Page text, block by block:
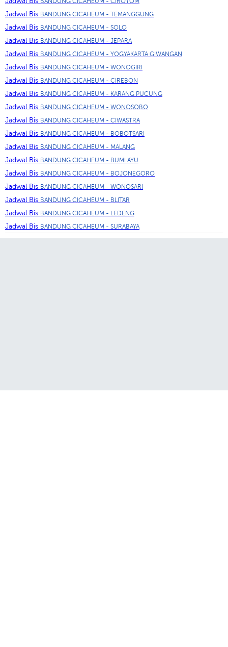
Jadwal Bis BANDUNG CICAHEUM - TEMANGGUNG
Jadwal Bis BANDUNG CICAHEUM - SOLO
Jadwal Bis BANDUNG CICAHEUM - JEPARA
Jadwal Bis BANDUNG CICAHEUM - YOGYAKARTA GIWANGAN
Jadwal Bis BANDUNG CICAHEUM - WONOGIRI
Jadwal Bis BANDUNG CICAHEUM - CIREBON
Jadwal Bis BANDUNG CICAHEUM - KARANG PUCUNG
Jadwal Bis BANDUNG CICAHEUM - WONOSOBO
Jadwal Bis BANDUNG CICAHEUM - CIWASTRA
Jadwal Bis BANDUNG CICAHEUM - BOBOTSARI
Jadwal Bis BANDUNG CICAHEUM - MALANG
Jadwal Bis BANDUNG CICAHEUM - BUMI AYU
Jadwal Bis BANDUNG CICAHEUM - BOJONEGORO
Jadwal Bis BANDUNG CICAHEUM - WONOSARI
Jadwal Bis BANDUNG CICAHEUM - BLITAR
Jadwal Bis BANDUNG CICAHEUM - LEDENG
Jadwal Bis BANDUNG CICAHEUM - SURABAYA